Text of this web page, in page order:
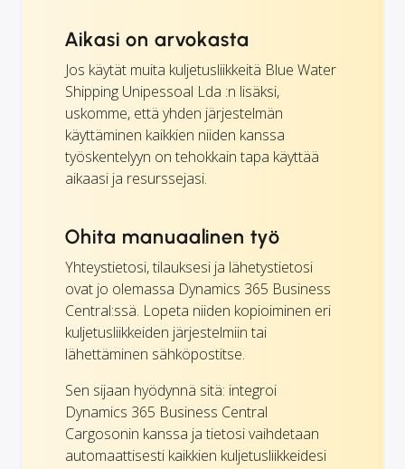
Aikasi on arvokasta
Jos käytät muita kuljetusliikkeitä Blue Water
Shipping Unipessoal Lda :n lisäksi,
uskomme, että yhden järjestelmän
käyttäminen kaikkien niiden kanssa
työskentelyyn on tehokkain tapa käyttää
aikaasi ja resurssejasi.
Ohita manuaalinen työ
Yhteystietosi, tilauksesi ja lähetystietosi
ovat jo olemassa Dynamics 365 Business
Central:ssä. Lopeta niiden kopioiminen eri
kuljetusliikkeiden järjestelmiin tai
lähettäminen sähköpostitse.
Sen sijaan hyödynnä sitä: integroi
Dynamics 365 Business Central
Cargosonin kanssa ja tietosi vaihdetaan
automaattisesti kaikkien kuljetusliikkeidesi